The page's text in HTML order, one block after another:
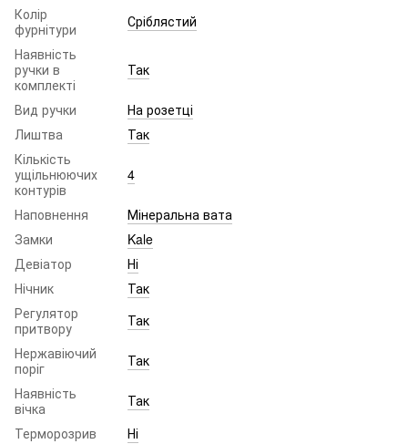
Колір
фурнітури
Сріблястий
Наявність
ручки в
комплекті
Так
Вид ручки
На розетці
Лиштва
Так
Кількість
ущільнюючих
контурів
4
Наповнення
Мінеральна вата
Замки
Kale
Девіатор
Ні
Нічник
Так
Регулятор
притвору
Так
Нержавіючий
поріг
Так
Наявність
вічка
Так
Терморозрив
Ні